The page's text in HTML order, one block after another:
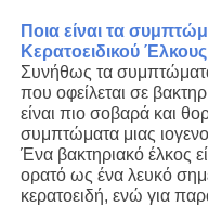
Ποια είναι τα
Κερατοειδικού
Συνήθως τα
που οφείλεται σε
είναι πιο σοβαρά και
συμπτώματα μιας
Ένα βακτηριακό έλκος
ορατό ως ένα λευκό
κερατοειδή, ενώ για